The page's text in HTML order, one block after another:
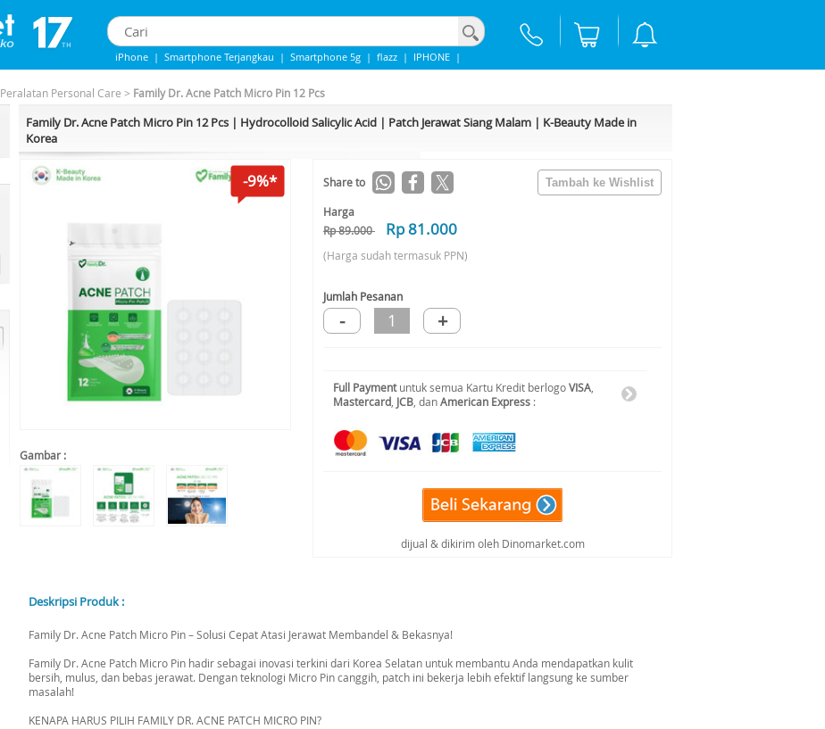
iPhone | Smartphone Terjangkau | Smartphone 5g | flazz | IPHONE |
Peralatan Personal Care > Family Dr. Acne Patch Micro Pin 12 Pcs
Family Dr. Acne Patch Micro Pin 12 Pcs | Hydrocolloid Salicylic Acid | Patch Jerawat Siang Malam | K-Beauty Made in
Korea
-9%*
Gambar :
Share to
Harga
Rp 89.000
Rp 81.000
(Harga sudah termasuk PPN)
Jumlah Pesanan
- 1 +
Full Paymentuntuk semua Kartu Kredit berlogoVISA
Mastercard JCB , danAmerican Express :
dijual & dikirim oleh Dinomarket.com
Deskripsi Produk :
Family Dr. Acne Patch Micro Pin – Solusi Cepat Atasi Jerawat Membandel & Bekasnya!
Family Dr. Acne Patch Micro Pin hadir sebagai inovasi terkini dari Korea Selatan untuk membantu Anda mendapatkan kulit
bersih, mulus, dan bebas jerawat. Dengan teknologi Micro Pin canggih, patch ini bekerja lebih efektif langsung ke sumber
masalah!
KENAPA HARUS PILIH FAMILY DR. ACNE PATCH MICRO PIN?